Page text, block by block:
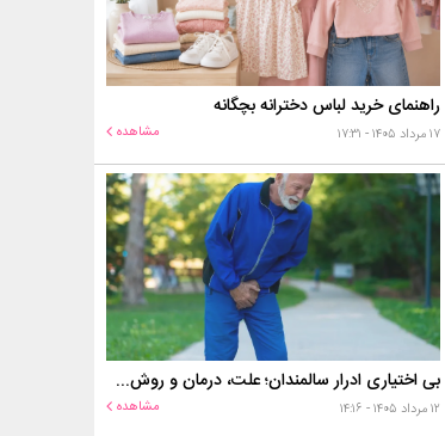
راهنمای خرید لباس دخترانه بچگانه
۱۷ مرداد ۱۴۰۵ - ۱۷:۳۱ مشاهده
بی اختیاری ادرار سالمندان؛ علت، درمان و روش‌های کنترل در منزل
۱۲ مرداد ۱۴۰۵ - ۱۴:۱۶ مشاهده